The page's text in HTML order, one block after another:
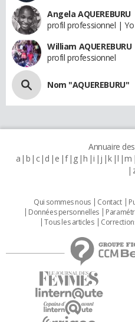
Angela AQUEREBURU
profil professionnel |
William AQUEREBURU
profil professionnel
Nom "AQUEREBURU"
Annuaire
a b c d e f g h i j k l m
Qui sommes nous Contact
Données personnelles
Tous les articles